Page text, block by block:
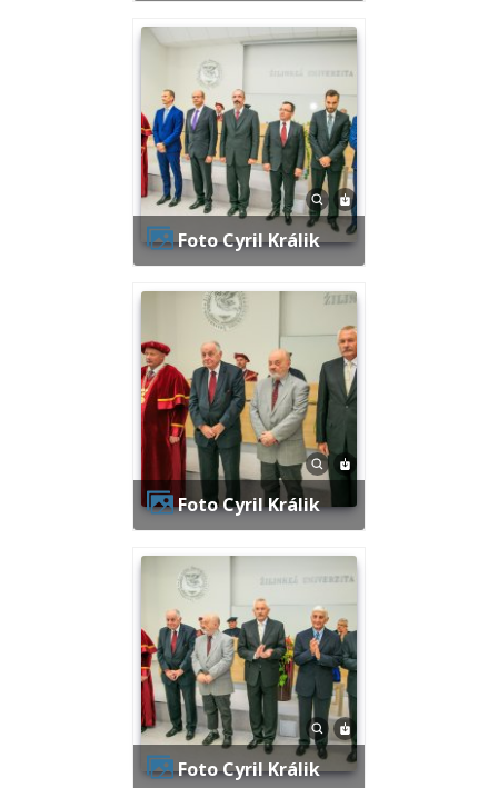
Foto Cyril Králik
Foto Cyril Králik
Foto Cyril Králik